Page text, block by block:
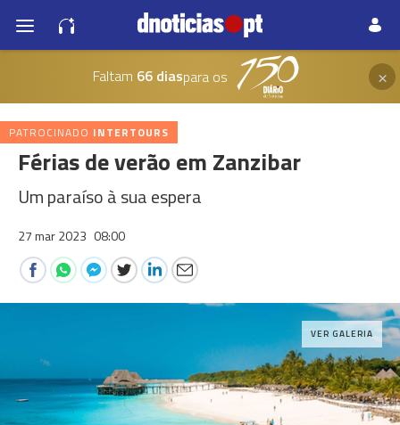
Faltam 66 diaspara os ×
PATROCINADO INTERTOURS
Férias de verão em Zanzibar
Um paraíso à sua espera
27 mar 2023 08:00
VER GALERIA